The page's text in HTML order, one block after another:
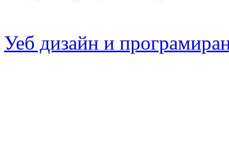
Уеб дизайн и